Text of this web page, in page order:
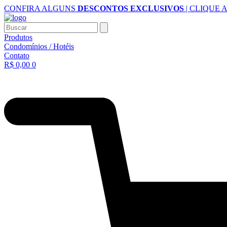
Ir
para
o
conteúdo
CONFIRA ALGUNS DESCONTOS EXCLUSIVOS | CLIQUE
Buscar
Produtos
Condomínios / Hotéis
Contato
R$ 0,00 0